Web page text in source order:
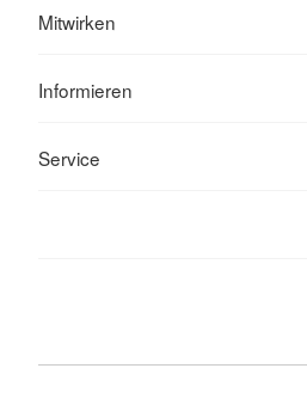
Mitwirken
Informieren
Service